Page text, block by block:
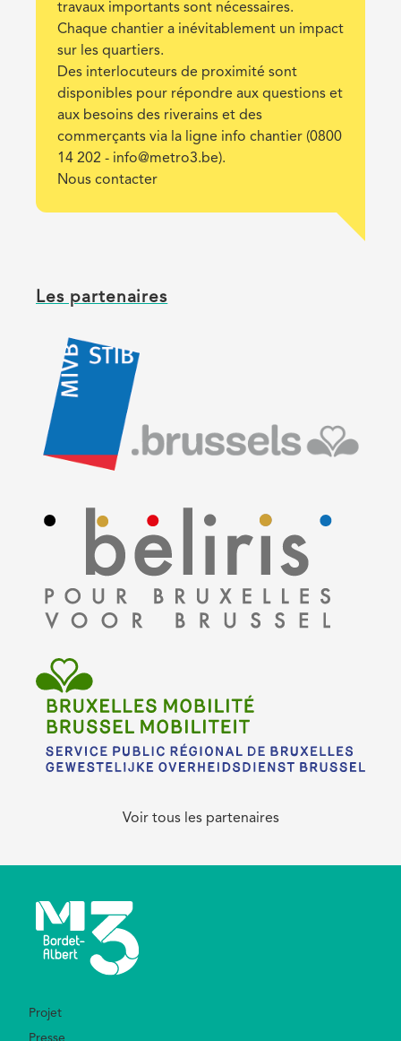
travaux importants sont nécessaires.
Chaque chantier a inévitablement un impact
sur les quartiers.
Des interlocuteurs de proximité sont
disponibles pour répondre aux questions et
aux besoins des riverains et des
commerçants via la ligne info chantier (0800
14 202 - info@metro3.be).
Nous contacter
Les partenaires
Voir tous les partenaires
Footer
Projet
Presse